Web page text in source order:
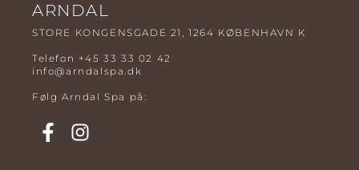
ARNDAL
STORE KONGENSGADE 21, 1264 KØBENHAVN K
Telefon +45 33 33 02 42
info@arndalspa.dk
Følg Arndal Spa på: